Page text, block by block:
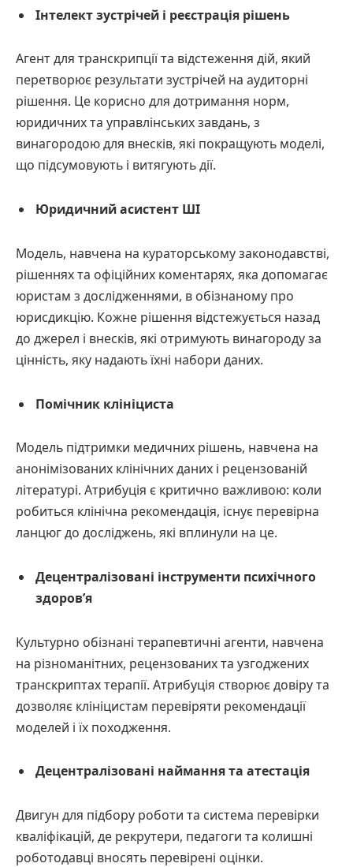
Інтелект зустрічей і реєстрація рішень
Агент для транскрипції та відстеження дій, який
перетворює результати зустрічей на аудиторні
рішення. Це корисно для дотримання норм,
юридичних та управлінських завдань, з
винагородою для внесків, які покращують моделі,
що підсумовують і витягують дії.
Юридичний асистент ШІ
Модель, навчена на кураторському законодавстві,
рішеннях та офіційних коментарях, яка допомагає
юристам з дослідженнями, в обізнаному про
юрисдикцію. Кожне рішення відстежується назад
до джерел і внесків, які отримують винагороду за
цінність, яку надають їхні набори даних.
Помічник клініциста
Модель підтримки медичних рішень, навчена на
анонімізованих клінічних даних і рецензованій
літературі. Атрибуція є критично важливою: коли
робиться клінічна рекомендація, існує перевірна
ланцюг до досліджень, які вплинули на це.
Децентралізовані інструменти психічного
здоров’я
Культурно обізнані терапевтичні агенти, навчена
на різноманітних, рецензованих та узгоджених
транскриптах терапії. Атрибуція створює довіру та
дозволяє клініцистам перевіряти рекомендації
моделей і їх походження.
Децентралізовані наймання та атестація
Двигун для підбору роботи та система перевірки
кваліфікацій, де рекрутери, педагоги та колишні
роботодавці вносять перевірені оцінки.